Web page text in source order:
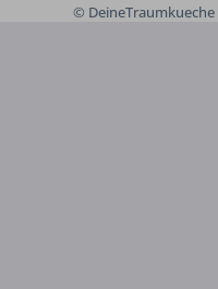
© DeineTraumkueche